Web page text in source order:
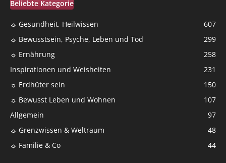
Beliebte Kategorie
☼ Gesundheit, Heilwissen
607
☼ Bewusstsein, Psyche, Leben und Tod
299
☼ Ernährung
258
Inspirationen und Weisheiten
231
☼ Erdhüter sein
150
☼ Bewusst Leben und Wohnen
107
Allgemein
97
☼ Grenzwissen & Weltraum
48
☼ Familie & Co
44